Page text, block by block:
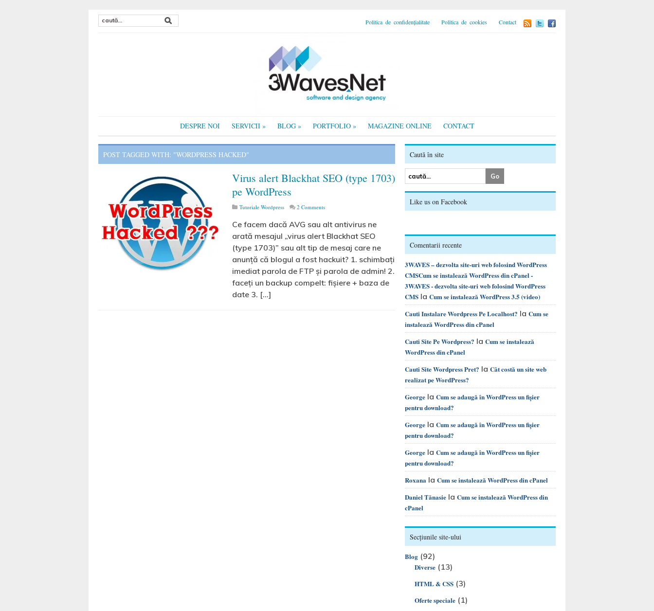
Politica de confidențialitate Politica de cookies Contact
DESPRE NOI SERVICII» BLOG» PORTFOLIO» MAGAZINE ONLINE CONTACT
POST TAGGED WITH: "WORDPRESS HACKED"
Virus alert Blackhat SEO (type 1703)
pe WordPress
Tutoriale Wordpress 2 Comments
Ce facem dacă AVG sau alt antivirus ne
arată mesajul „virus alert Blackhat SEO
(type 1703)” sau alt tip de mesaj care ne
anunță că blogul a fost hackuit? 1. schimbați
imediat parola de FTP și parola de admin! 2.
faceți un backup compelt: fișiere + baza de
date 3. […]
Caută în site
Like us on Facebook
Comentarii recente
3WAVES – dezvolta site-uri web folosind WordPress
CMSCum se instalează WordPress din cPanel -
3WAVES - dezvolta site-uri web folosind WordPress
CMS la Cum se instalează WordPress 3.5 (video)
Cauti Instalare Wordpress Pe Localhost? la Cum se
instalează WordPress din cPanel
Cauti Site Pe Wordpress? la Cum se instalează
WordPress din cPanel
Cauti Site Wordpress Pret? la Cât costă un site web
realizat pe WordPress?
George la Cum se adaugă în WordPress un fișier
pentru download?
George la Cum se adaugă în WordPress un fișier
pentru download?
George la Cum se adaugă în WordPress un fișier
pentru download?
Roxana la Cum se instalează WordPress din cPanel
Daniel Tănasie la Cum se instalează WordPress din
cPanel
Secțiunile site-ului
Blog (92)
Diverse (13)
HTML & CSS (3)
Oferte speciale (1)